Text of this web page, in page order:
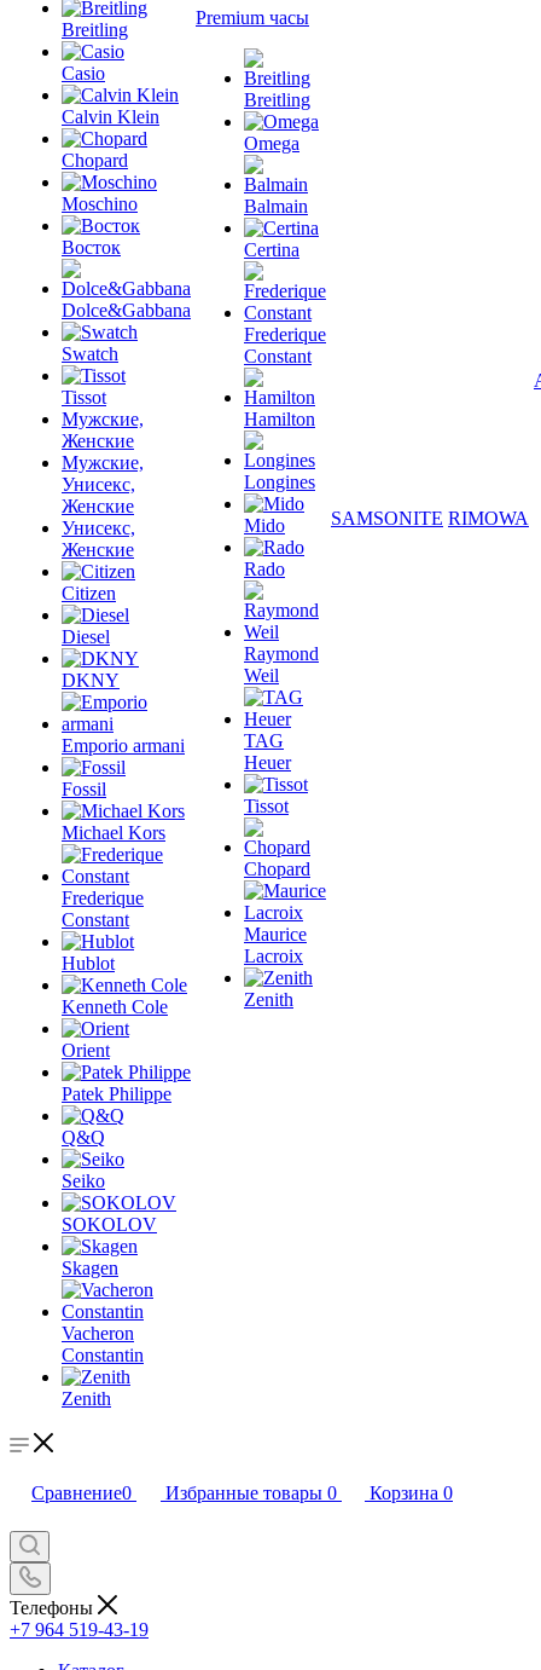
Breitling
Casio
Calvin Klein
Chopard
Moschino
Восток
Dolce&Gabbana
Swatch
Tissot
Мужские,
Женские
Мужские,
Унисекс,
Женские
Унисекс,
Женские
Citizen
Diesel
DKNY
Emporio armani
Fossil
Michael Kors
Frederique
Constant
Hublot
Kenneth Cole
Orient
Patek Philippe
Q&Q
Seiko
SOKOLOV
Skagen
Vacheron
Constantin
Zenith
Premium часы
Breitling
Omega
Balmain
Certina
Frederique
Constant
Hamilton
Longines
Mido
Rado
Raymond
Weil
TAG
Heuer
Tissot
Chopard
Maurice
Lacroix
Zenith
SAMSONITE RIMOWA
Сравнение0 Избранные товары 0 Корзина 0
Телефоны
+7 964 519-43-19